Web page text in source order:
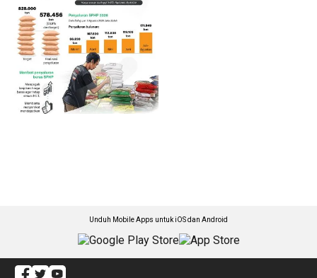
Unduh Mobile Apps untuk iOS dan Android